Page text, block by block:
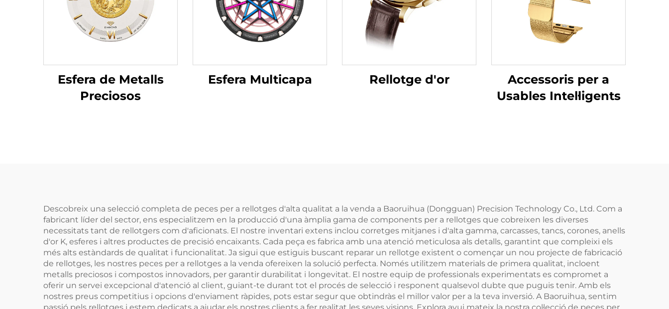
Esfera de Metalls
Preciosos
Esfera Multicapa Rellotge d'or
Accessoris per a
Usables Intel·ligents
Descobreix una selecció completa de peces per a rellotges d'alta qualitat a la venda a Baoruihua (Dongguan) Precision Technology Co., Ltd. Com a
fabricant líder del sector, ens especialitzem en la producció d'una àmplia gama de components per a rellotges que cobreixen les diverses
necessitats tant de rellotgers com d'aficionats. El nostre inventari extens inclou corretges mitjanes i d'alta gamma, carcasses, tancs, corones, anells
d'or K, esferes i altres productes de precisió encaixants. Cada peça es fabrica amb una atenció meticulosa als detalls, garantint que compleixi els
més alts estàndards de qualitat i funcionalitat. Ja sigui que estiguis buscant reparar un rellotge existent o començar un nou projecte de fabricació
de rellotges, les nostres peces per a rellotges a la venda ofereixen la solució perfecta. Només utilitzem materials de primera qualitat, incloent
metalls preciosos i compostos innovadors, per garantir durabilitat i longevitat. El nostre equip de professionals experimentats es compromet a
oferir un servei excepcional d'atenció al client, guiant-te durant tot el procés de selecció i responent qualsevol dubte que puguis tenir. Amb els
nostres preus competitius i opcions d'enviament ràpides, pots estar segur que obtindràs el millor valor per a la teva inversió. A Baoruihua, sentim